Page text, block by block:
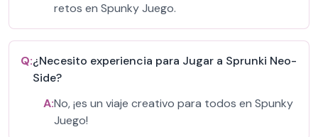
retos en Spunky Juego.
Q:¿Necesito experiencia para Jugar a Sprunki Neo-
Side?
A:No, ¡es un viaje creativo para todos en Spunky
Juego!